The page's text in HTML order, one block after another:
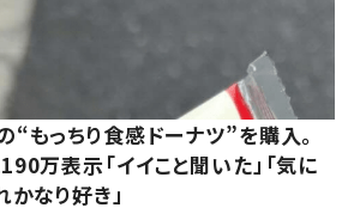
もっちり食感ドーナツ”を購入。
万表示「イイこと聞いた」「気に
かなり好き」